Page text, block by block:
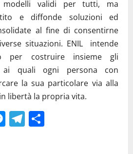
modelli validi per tutti, ma
e diffonde soluzioni ed
al fine di consentirne
situazioni. ENIL intende
per costruire insieme gli
ai quali ogni persona con
la sua particolare via alla
libertà la propria vita.
Messenger
Telegram